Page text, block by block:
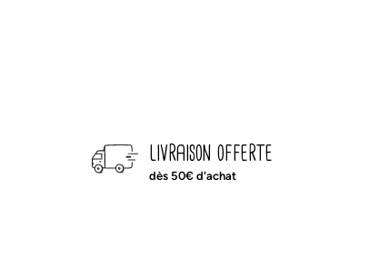
livraison offerte
dès 50€ d'achat